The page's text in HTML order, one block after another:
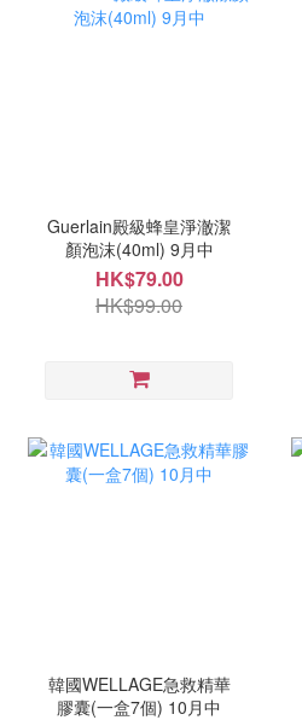
Guerlain殿級蜂皇淨澈潔
顏泡沫(40ml) 9月中
HK$79.00
HK$99.00
韓國WELLAGE急救精華
膠囊(一盒7個) 10月中